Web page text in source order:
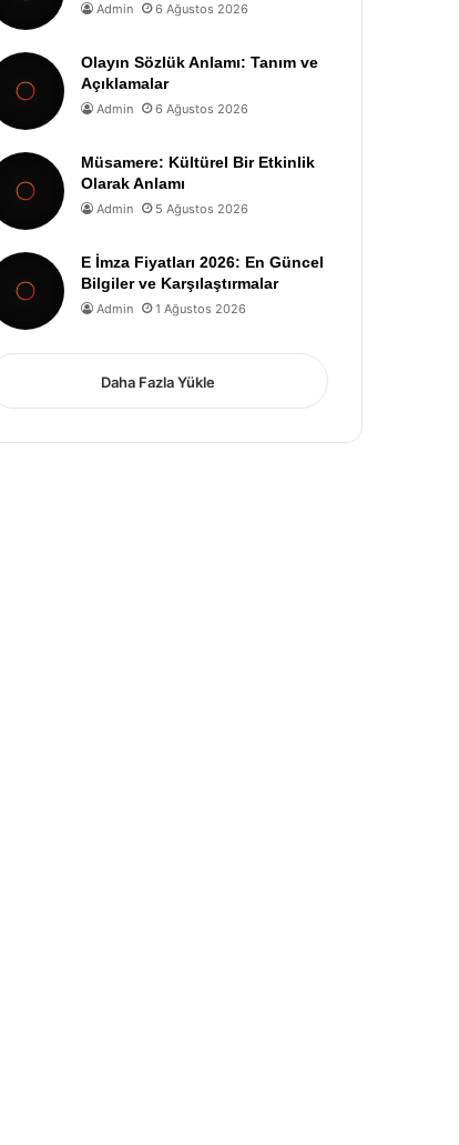
Admin 6 Ağustos 2026
Olayın Sözlük Anlamı: Tanım ve
Açıklamalar
Admin 6 Ağustos 2026
Müsamere: Kültürel Bir Etkinlik
Olarak Anlamı
Admin 5 Ağustos 2026
E İmza Fiyatları 2026: En Güncel
Bilgiler ve Karşılaştırmalar
Admin 1 Ağustos 2026
Daha Fazla Yükle